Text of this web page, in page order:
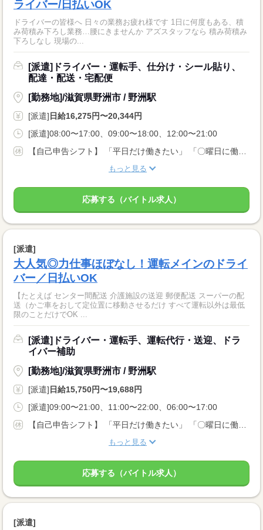
ライバー/日払いOK
ドライバーの皆様へ 日々の業務お疲れ様です 1日に何度もある、積
み荷積み下ろし業務…腰にきませんか アズスタッフなら 積み荷積み
下ろしなし 現場の...
[派遣]ドライバー・運転手、仕分け・シール貼り、
配達・配送・宅配便
[勤務地]/滋賀県野洲市 / 野洲駅
[派遣] 日給16,275円〜20,344円
[派遣]08:00〜17:00、09:00〜18:00、12:00〜21:00
もっと見る
応募する（バイトル求人）
[派遣]
大人気◎力仕事ほぼなし！運転メインのドライ
バー／日払いOK
【たとえば センター間配送 介護施設の送迎 郵便配送 スーパーの配
送（かご車をおして定位置に移動させるだけ すべて運転以外は最低
限のことだけでOK ...
[派遣]ドライバー・運転手、運転代行・送迎、ドラ
イバー補助
[勤務地]/滋賀県野洲市 / 野洲駅
[派遣] 日給15,750円〜19,688円
[派遣]09:00〜21:00、11:00〜22:00、06:00〜17:00
もっと見る
応募する（バイトル求人）
[派遣]